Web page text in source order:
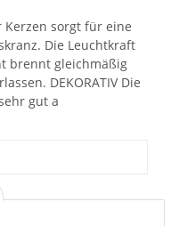
Kerzen sorgt für eine
Die Leuchtkraft
brennt gleichmäßig
DEKORATIV Die
gut a